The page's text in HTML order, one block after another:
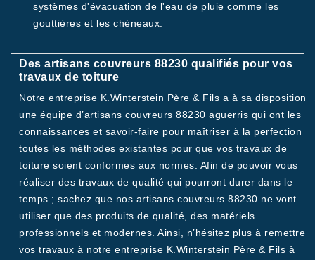
systèmes d'évacuation de l'eau de pluie comme les
gouttières et les chéneaux.
Des artisans couvreurs 88230 qualifiés pour vos
travaux de toiture
Notre entreprise K.Winterstein Père & Fils a à sa disposition
une équipe d’artisans couvreurs 88230 aguerris qui ont les
connaissances et savoir-faire pour maîtriser à la perfection
toutes les méthodes existantes pour que vos travaux de
toiture soient conformes aux normes. Afin de pouvoir vous
réaliser des travaux de qualité qui pourront durer dans le
temps ; sachez que nos artisans couvreurs 88230 ne vont
utiliser que des produits de qualité, des matériels
professionnels et modernes. Ainsi, n’hésitez plus à remettre
vos travaux à notre entreprise K.Winterstein Père & Fils à